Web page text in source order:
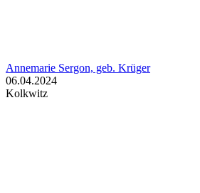
Annemarie Sergon, geb. Krüger
06.04.2024
Kolkwitz